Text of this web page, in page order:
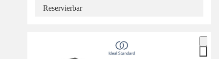
Reservierbar